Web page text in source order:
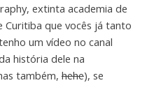
extinta academia de
Curitiba que vocês já tanto
um vídeo no canal
história dele na
também, hehe), se